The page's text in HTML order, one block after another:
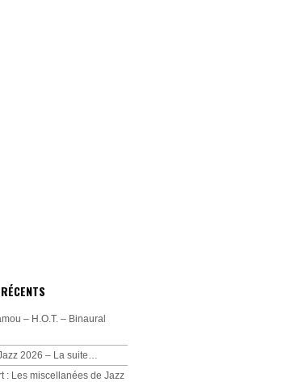
– H.O.T. – Binaural
2026 – La suite…
: Les miscellanées de Jazz